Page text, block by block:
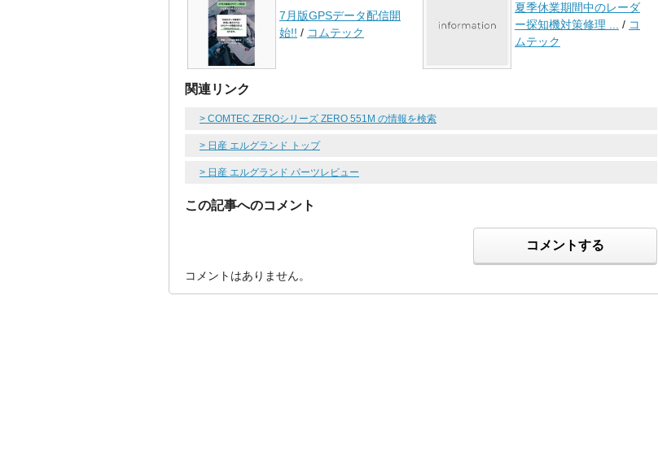
7月版GPSデータ配信開
始!! / コムテック
夏季休業期間中のレーダ
ー探知機対策修理 ... / コ
ムテック
関連リンク
> COMTEC ZEROシリーズ ZERO 551M の情報を検索
> 日産 エルグランド トップ
> 日産 エルグランド パーツレビュー
この記事へのコメント
コメントする
コメントはありません。